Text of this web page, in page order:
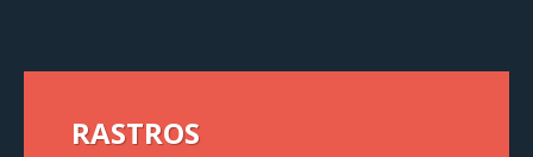
RASTROS